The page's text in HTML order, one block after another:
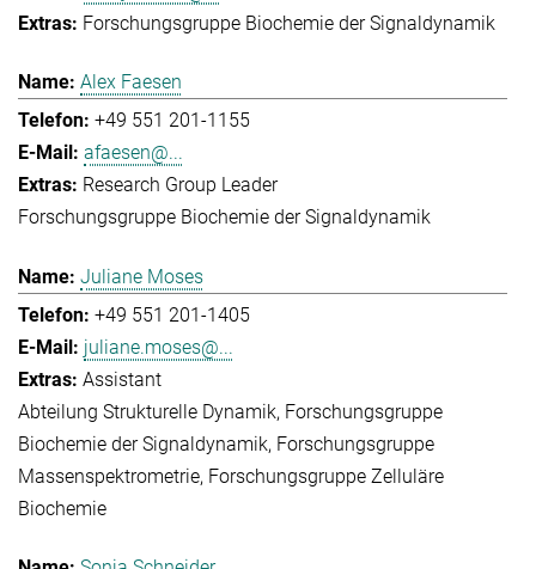
Forschungsgruppe Biochemie der Signaldynamik
Alex Faesen
+49 551 201-1155
afaesen@...
Research Group Leader
Forschungsgruppe Biochemie der Signaldynamik
Juliane Moses
+49 551 201-1405
juliane.moses@...
Assistant
Abteilung Strukturelle Dynamik Forschungsgruppe
Biochemie der Signaldynamik Forschungsgruppe
Massenspektrometrie Forschungsgruppe Zelluläre
Biochemie